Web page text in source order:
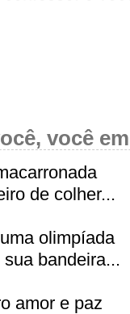
você
de colher...
olimpíada
bandeira...
amor e paz